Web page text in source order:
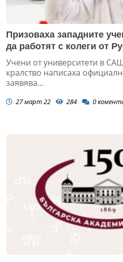
Призоваха западните
да работят с колеги от
Учени от университети в
кралство написаха
заявява...
27 март 22 284 0